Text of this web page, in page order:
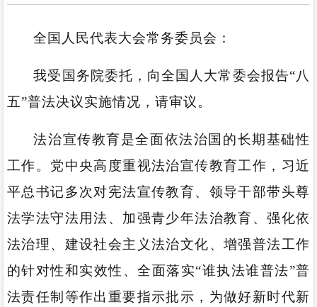
全国人民代表大会常务委员会：
我受国务院委托，向全国人大常委会报告“八
五”普法决议实施情况，请审议。
法治宣传教育是全面依法治国的长期基础性
工作。党中央高度重视法治宣传教育工作，习近
平总书记多次对宪法宣传教育、领导干部带头尊
法学法守法用法、加强青少年法治教育、强化依
法治理、建设社会主义法治文化、增强普法工作
的针对性和实效性、全面落实“谁执法谁普法”普
法责任制等作出重要指示批示，为做好新时代新